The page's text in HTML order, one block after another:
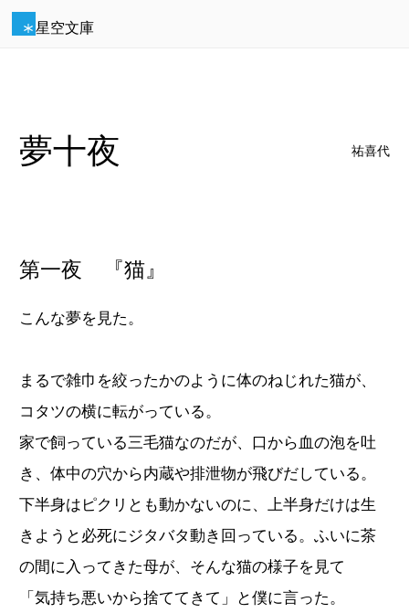
星空文庫
夢十夜 祐喜代
第一夜 『猫』
こんな夢を見た。
まるで雑巾を絞ったかのように体のねじれた猫が、
コタツの横に転がっている。
家で飼っている三毛猫なのだが、口から血の泡を吐
き、体中の穴から内蔵や排泄物が飛びだしている。
下半身はピクリとも動かないのに、上半身だけは生
きようと必死にジタバタ動き回っている。ふいに茶
の間に入ってきた母が、そんな猫の様子を見て
「気持ち悪いから捨ててきて」と僕に言った。